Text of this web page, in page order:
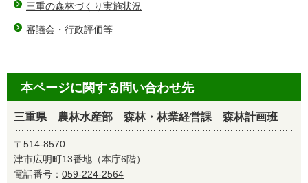
三重の森林づくり実施状況
審議会・行政評価等
本ページに関する問い合わせ先
三重県 農林水産部 森林・林業経営課 森林計画班
〒514-8570
津市広明町13番地（本庁6階）
電話番号： 059-224-2564